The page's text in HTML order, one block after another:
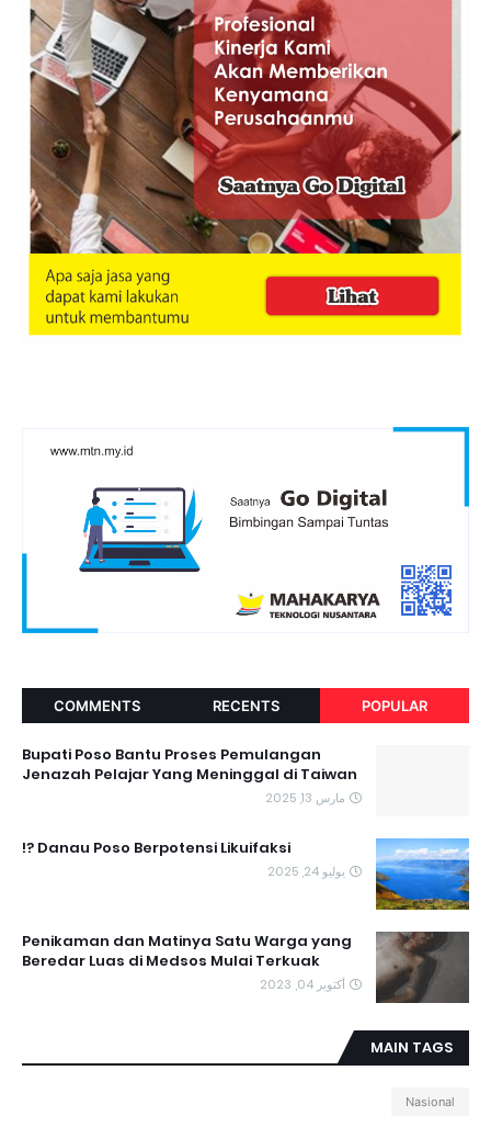
POPULAR
RECENTS
COMMENTS
Bupati Poso Bantu Proses Pemulangan
Jenazah Pelajar Yang Meninggal di Taiwan
مارس 13, 2025
Danau Poso Berpotensi Likuifaksi ?!
يوليو 24, 2025
Penikaman dan Matinya Satu Warga yang
Beredar Luas di Medsos Mulai Terkuak
أكتوبر 04, 2023
MAIN TAGS
Nasional